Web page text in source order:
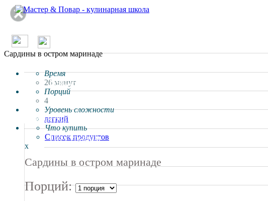
О проекте
Вводные занятия
Рецепты
По странам
Отзывы о ресторанах
Сардины в остром маринаде
Время
26 минут
Порций
4
Уровень сложности
легкий
Что купить
Список продуктов
x
Сардины в остром маринаде
Порций: